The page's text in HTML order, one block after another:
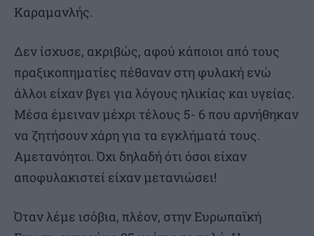
Καραμανλής.
Δεν ίσχυσε, ακριβώς, αφού κάποιοι από τους
πραξικοπηματίες πέθαναν στη φυλακή ενώ
άλλοι είχαν βγει για λόγους ηλικίας και υγείας.
Μέσα έμειναν μέχρι τέλους 5- 6 που αρνήθηκαν
να ζητήσουν χάρη για τα εγκλήματά τους.
Αμετανόητοι. Όχι δηλαδή ότι όσοι είχαν
αποφυλακιστεί είχαν μετανιώσει!
Όταν λέμε ισόβια, πλέον, στην Ευρωπαϊκή